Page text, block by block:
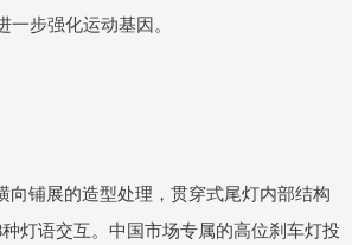
步强化运动基因。
向铺展的造型处理，贯穿式尾灯内部结构
灯语交互。中国市场专属的高位刹车灯投